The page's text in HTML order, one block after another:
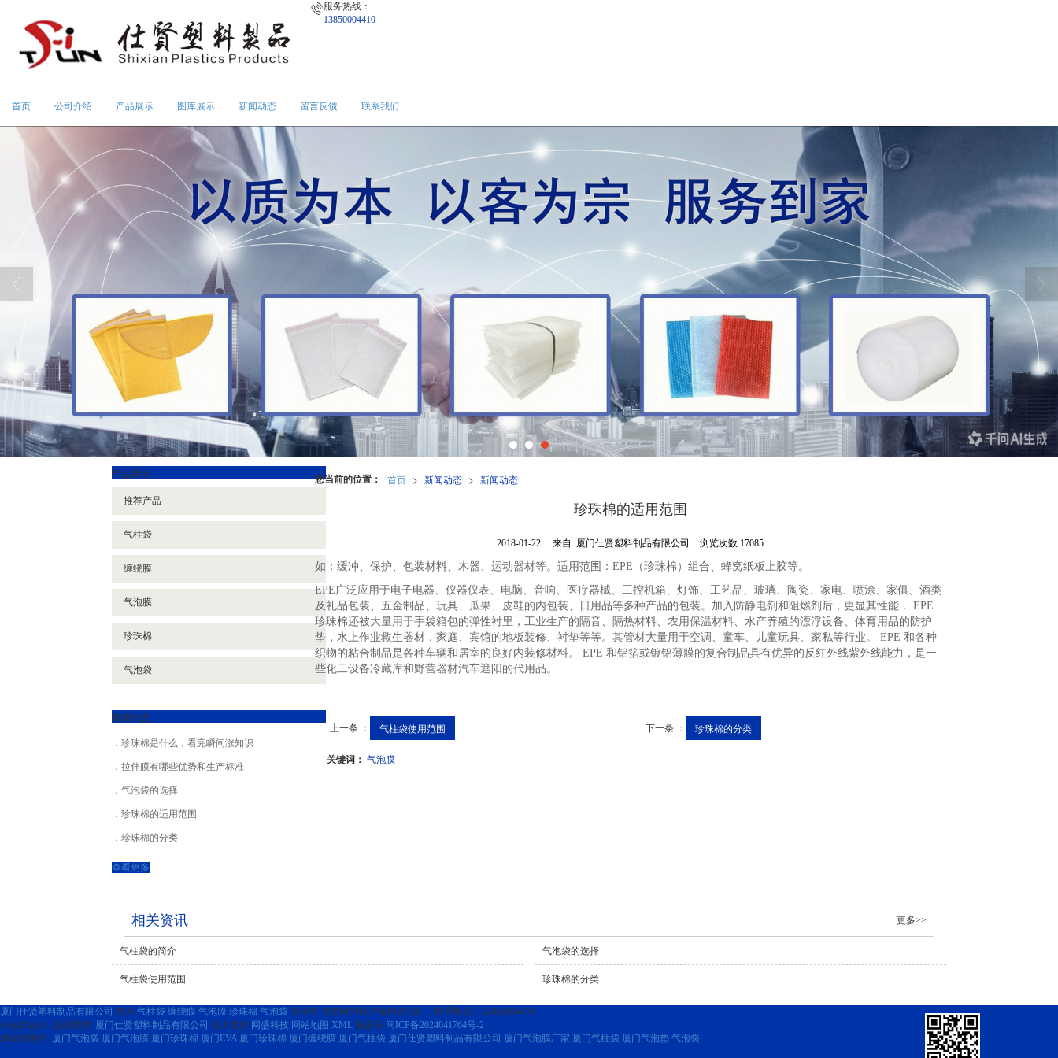
服务热线：
13850004410
首页 公司介绍 产品展示 图库展示 新闻动态 留言反馈 联系我们
您当前的位置： 首页 > 新闻动态 > 新闻动态
珍珠棉的适用范围
2018-01-22 来自: 厦门仕贤塑料制品有限公司 浏览次数:17085
如：缓冲、保护、包装材料、木器、运动器材等。适用范围：EPE（珍珠棉）组合、蜂窝纸板上胶等。
EPE广泛应用于电子电器、仪器仪表、电脑、音响、医疗器械、工控机箱、灯饰、工艺品、玻璃、陶瓷、家电、喷涂、家俱、酒类
及礼品包装、五金制品、玩具、瓜果、皮鞋的内包装、日用品等多种产品的包装。加入防静电剂和阻燃剂后，更显其性能． EPE
珍珠棉还被大量用于手袋箱包的弹性衬里，工业生产的隔音、隔热材料、农用保温材料、水产养殖的漂浮设备、体育用品的防护
垫，水上作业救生器材，家庭、宾馆的地板装修、衬垫等等。其管材大量用于空调、童车、儿童玩具、家私等行业。 EPE 和各种
织物的粘合制品是各种车辆和居室的良好内装修材料。 EPE 和铝箔或镀铝薄膜的复合制品具有优异的反红外线紫外线能力，是一
些化工设备冷藏库和野营器材汽车遮阳的代用品。
上一条 ： 气柱袋使用范围 下一条 ： 珍珠棉的分类
关键词： 气泡膜
产品展示
推荐产品
气柱袋
缠绕膜
气泡膜
珍珠棉
气泡袋
新闻动态
珍珠棉是什么，看完瞬间涨知识
拉伸膜有哪些优势和生产标准
气泡袋的选择
珍珠棉的适用范围
珍珠棉的分类
查看更多
相关资讯 更多>>
气柱袋的简介 气泡袋的选择
气柱袋使用范围 珍珠棉的分类
厦门仕贤塑料制品有限公司 ,专营 气柱袋 缠绕膜 气泡膜 珍珠棉 气泡袋 等业务,有意向的客户请咨询我们，联系电话：13850004410
CopyRight © 版权所有: 厦门仕贤塑料制品有限公司 技术支持:网盛科技 网站地图 XML 备案号:闽ICP备2024041764号-2
本站关键字: 厦门气泡袋 厦门气泡膜 厦门珍珠棉 厦门EVA 厦门珍珠棉 厦门缠绕膜 厦门气柱袋 厦门仕贤塑料制品有限公司 厦门气泡膜厂家 厦门气柱袋 厦门气泡垫 气泡袋